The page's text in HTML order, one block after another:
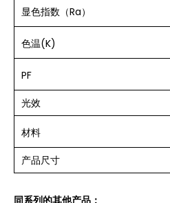
显色指数（Ra）
色温(K)
PF
光效
材料
产品尺寸
同系列的其他产品：